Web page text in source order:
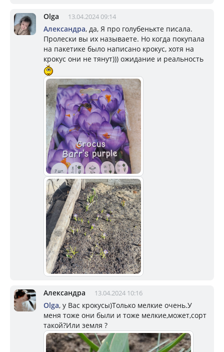
Olga 13.04.2024 09:14
Александра, да, Я про голубенькте писала.
Пролески вы их называете. Но когда покупала
на пакетике было написано крокус, хотя на
крокус они не тянут))) ожидание и реальность
Александра 13.04.2024 10:16
Olga, у Вас крокусы)Только мелкие очень.У
меня тоже они были и тоже мелкие,может,сорт
такой?Или земля ?